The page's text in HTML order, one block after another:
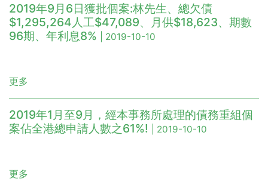
2019年9月6日獲批個案:林先生、總欠債
$1,295,264人工$47,089、月供$18,623、期數
96期、年利息8%
| 2019-10-10
更多
2019年1月至9月，經本事務所處理的債務重組個
案佔全港總申請人數之61%!
| 2019-10-10
更多